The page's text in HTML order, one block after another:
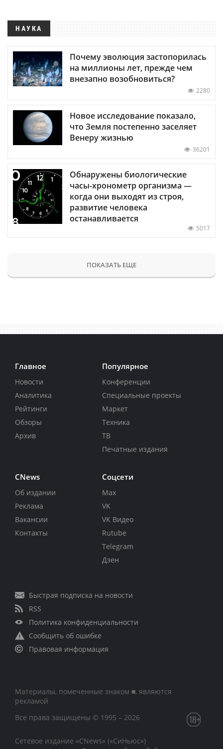
НАУКА
Почему эволюция застопорилась
на миллионы лет, прежде чем
внезапно возобновиться?
2280
Новое исследование показало,
что Земля постепенно заселяет
Венеру жизнью
36201
Обнаружены биологические
часы-хронометр организма —
когда они выходят из строя,
развитие человека
останавливается
5017
ПОКАЗАТЬ ЕЩЕ
Главное
Новости
Аналитика
Рейтинги
Обзоры
Архив
Популярное
Конференции
Специальные проекты
Маркет
Техника
ТВ
Печатные издания
CNews
Об издании
Реклама
Вакансии
Контакты
Соцсети
Max
VK
VK Видео
Rutube
Telegram
Дзен
Быстрая подписка на новости
RSS
Политика конфиденциальности
Сообщить об ошибке
Правовая информация
Материалы, помеченные знаком ■, являются
рекламой
Все права защищены © 1995 – 2026
Сетевое издание «CNews» («СиНьюс»)